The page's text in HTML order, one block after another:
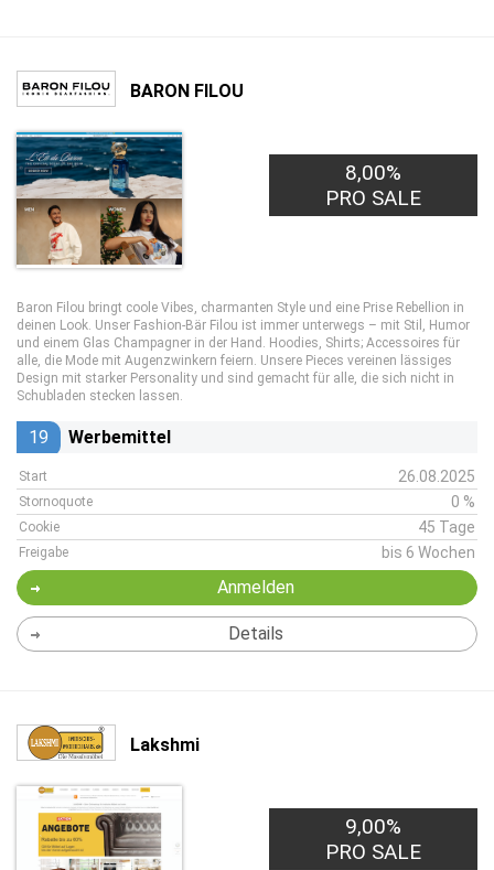
BARON FILOU
8,00%
PRO SALE
Baron Filou bringt coole Vibes, charmanten Style und eine Prise Rebellion in
deinen Look. Unser Fashion-Bär Filou ist immer unterwegs – mit Stil, Humor
und einem Glas Champagner in der Hand. Hoodies, Shirts; Accessoires für
alle, die Mode mit Augenzwinkern feiern. Unsere Pieces vereinen lässiges
Design mit starker Personality und sind gemacht für alle, die sich nicht in
Schubladen stecken lassen.
19 Werbemittel
Start 26.08.2025
Stornoquote 0 %
Cookie 45 Tage
Freigabe bis 6 Wochen
Anmelden
Details
Lakshmi
9,00%
PRO SALE